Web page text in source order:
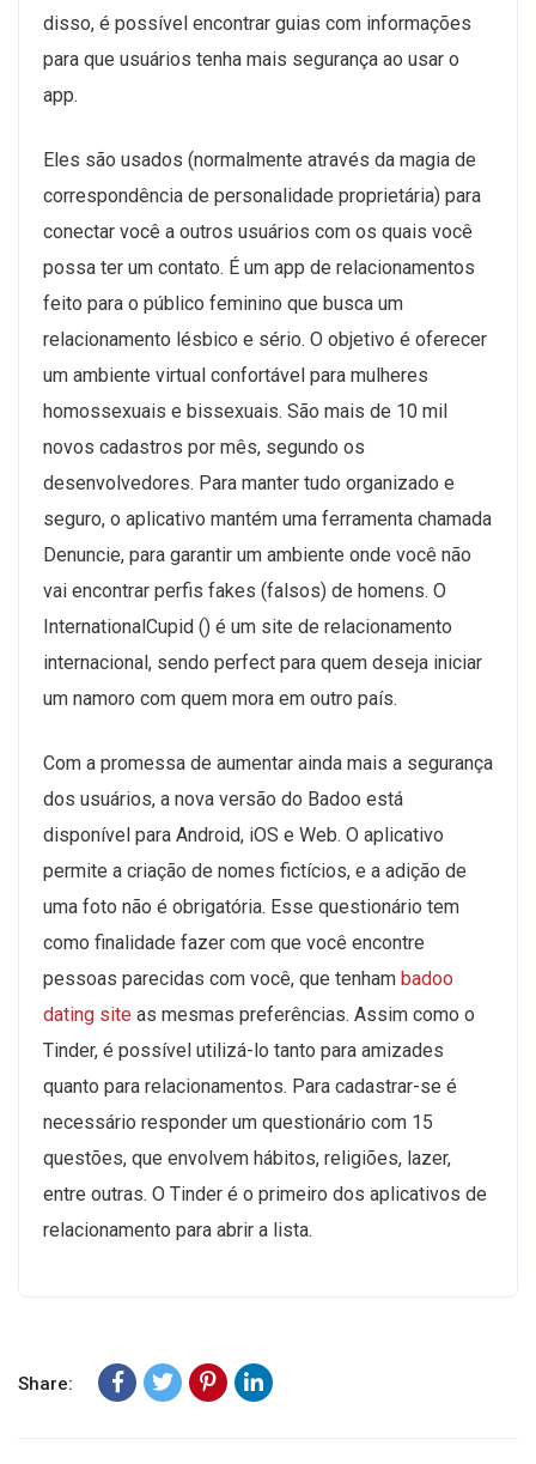
disso, é possível encontrar guias com informações
para que usuários tenha mais segurança ao usar o
app.
Eles são usados ​​(normalmente através da magia de
correspondência de personalidade proprietária) para
conectar você a outros usuários com os quais você
possa ter um contato. É um app de relacionamentos
feito para o público feminino que busca um
relacionamento lésbico e sério. O objetivo é oferecer
um ambiente virtual confortável para mulheres
homossexuais e bissexuais. São mais de 10 mil
novos cadastros por mês, segundo os
desenvolvedores. Para manter tudo organizado e
seguro, o aplicativo mantém uma ferramenta chamada
Denuncie, para garantir um ambiente onde você não
vai encontrar perfis fakes (falsos) de homens. O
InternationalCupid () é um site de relacionamento
internacional, sendo perfect para quem deseja iniciar
um namoro com quem mora em outro país.
Com a promessa de aumentar ainda mais a segurança
dos usuários, a nova versão do Badoo está
disponível para Android, iOS e Web. O aplicativo
permite a criação de nomes fictícios, e a adição de
uma foto não é obrigatória. Esse questionário tem
como finalidade fazer com que você encontre
pessoas parecidas com você, que tenham badoo
dating site as mesmas preferências. Assim como o
Tinder, é possível utilizá-lo tanto para amizades
quanto para relacionamentos. Para cadastrar-se é
necessário responder um questionário com 15
questões, que envolvem hábitos, religiões, lazer,
entre outras. O Tinder é o primeiro dos aplicativos de
relacionamento para abrir a lista.
Share: